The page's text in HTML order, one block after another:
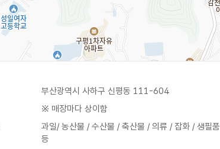
부산광역시 사하구 신평동 111-604
※ 매장마다 상이함
과일/ 농산물 / 수산물 / 축산물 / 의류 / 잡화 / 생필품
등